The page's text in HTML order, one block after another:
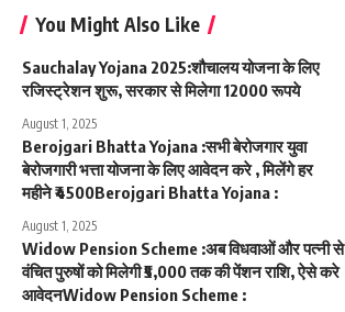
You Might Also Like
Sauchalay Yojana 2025:शौचालय योजना के लिए
रजिस्ट्रेशन शुरू, सरकार से मिलेगा 12000 रूपये
August 1, 2025
Berojgari Bhatta Yojana :सभी बेरोजगार युवा
बेरोजगारी भत्ता योजना के लिए आवेदन करे , मिलेंगे हर
महीने ₹4500Berojgari Bhatta Yojana :
August 1, 2025
Widow Pension Scheme :अब विधवाओं और पत्नी से
वंचित पुरुषों को मिलेगी ₹5,000 तक की पेंशन राशि, ऐसे करे
आवेदनWidow Pension Scheme :